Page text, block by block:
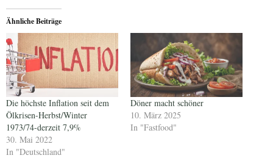
Ähnliche Beiträge
Die höchste Inflation seit dem
Ölkrisen-Herbst/Winter
1973/74-derzeit 7,9%
30. Mai 2022
In "Deutschland"
Döner macht schöner
10. März 2025
In "Fastfood"